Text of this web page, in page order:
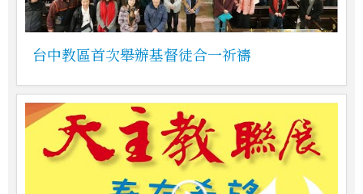
台中教區首次舉辦基督徒合一祈禱